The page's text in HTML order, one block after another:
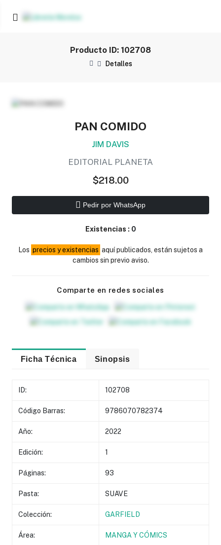
Producto ID: 102708
Detalles
PAN COMIDO
JIM DAVIS
EDITORIAL PLANETA
$218.00
Pedir por WhatsApp
Existencias : 0
Los precios y existencias aquí publicados, están sujetos a
cambios sin previo aviso.
Comparte en redes sociales
Ficha Técnica Sinopsis
ID: 102708
Código Barras: 9786070782374
Año: 2022
Edición: 1
Páginas: 93
Pasta: SUAVE
Colección: GARFIELD
Área: MANGA Y CÓMICS